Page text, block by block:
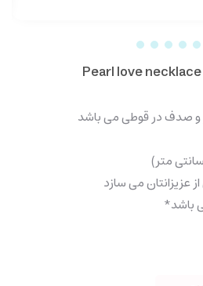
و صدف در قوطی می باشد
عزیزانتان می سازد
باشد*